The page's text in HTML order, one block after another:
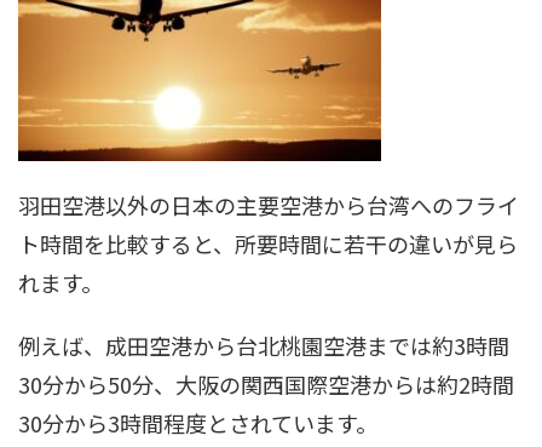
羽田空港以外の日本の主要空港から台湾へのフライ
ト時間を比較すると、所要時間に若干の違いが見ら
れます。
例えば、成田空港から台北桃園空港までは約3時間
30分から50分、大阪の関西国際空港からは約2時間
30分から3時間程度とされています。